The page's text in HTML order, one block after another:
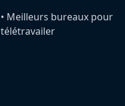
•️ Meilleurs bureaux pour
télétravailer